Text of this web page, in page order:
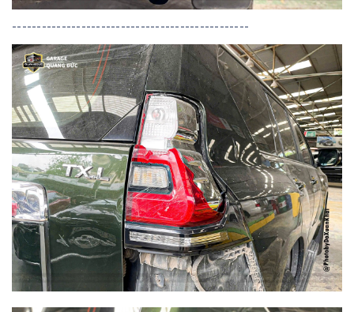
------------------------------------------------